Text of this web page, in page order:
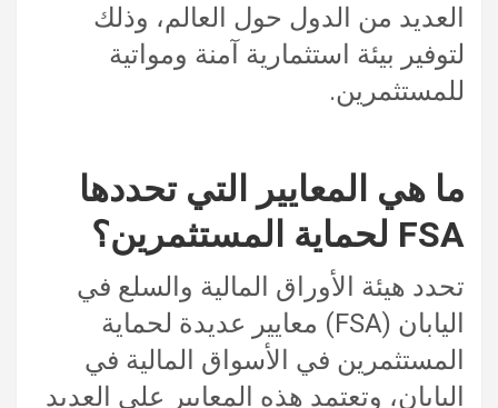
العديد من الدول حول العالم، وذلك
لتوفير بيئة استثمارية آمنة ومواتية
للمستثمرين.
ما هي المعايير التي تحددها
FSA لحماية المستثمرين؟
تحدد هيئة الأوراق المالية والسلع في
اليابان (FSA) معايير عديدة لحماية
المستثمرين في الأسواق المالية في
اليابان، وتعتمد هذه المعايير على العديد